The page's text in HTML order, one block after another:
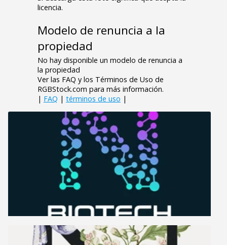
licencia.
Modelo de renuncia a la
propiedad
No hay disponible un modelo de renuncia a
la propiedad
Ver las FAQ y los Términos de Uso de
RGBStock.com para más información.
| FAQ | términos de uso |